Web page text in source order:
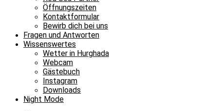
Öffnungszeiten
Kontaktformular
Bewirb dich bei uns
Fragen und Antworten
Wissenswertes
Wetter in Hurghada
Webcam
Gästebuch
Instagram
Downloads
Night Mode